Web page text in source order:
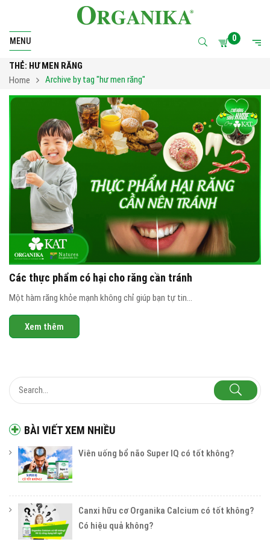
MENU 0
THẺ: HƯ MEN RĂNG
Home
Archive by tag "hư men răng"
BÀI VIẾT XEM NHIỀU
Viên uống bổ não Super IQ có tốt không?
Canxi hữu cơ Organika Calcium có tốt không?
Có hiệu quả không?
Các thực phẩm có hại cho răng cần tránh
Một hàm răng khỏe mạnh không chỉ giúp bạn tự tin...
Xem thêm